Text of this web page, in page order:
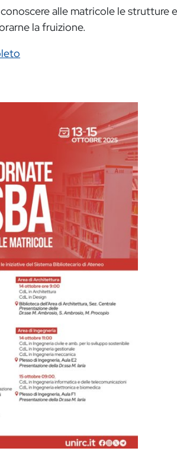
alle matricole le strutture
la fruizione.